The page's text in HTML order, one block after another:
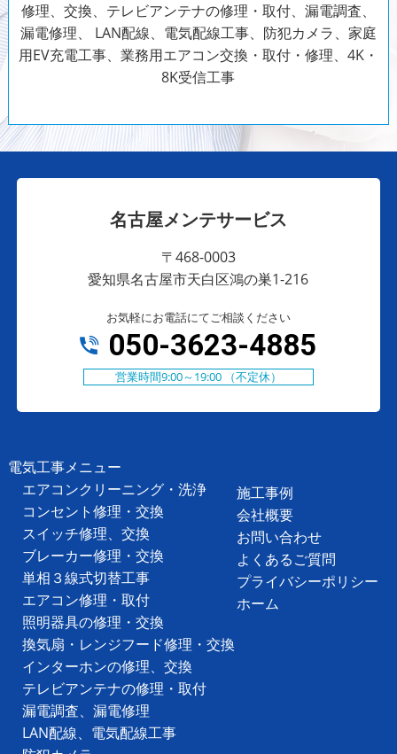
修理、交換、テレビアンテナの修理・取付、漏電調査、
漏電修理、 LAN配線、電気配線工事、防犯カメラ、家庭
用EV充電工事、業務用エアコン交換・取付・修理、4K・
8K受信工事
名古屋メンテサービス
〒468-0003
愛知県名古屋市天白区鴻の巣1-216
お気軽にお電話にてご相談ください
050-3623-4885
営業時間9:00～19:00 （不定休）
電気工事メニュー
エアコンクリーニング・洗浄
コンセント修理・交換
スイッチ修理、交換
ブレーカー修理・交換
単相３線式切替工事
エアコン修理・取付
照明器具の修理・交換
換気扇・レンジフード修理・交換
インターホンの修理、交換
テレビアンテナの修理・取付
漏電調査、漏電修理
LAN配線、電気配線工事
施工事例
会社概要
お問い合わせ
よくあるご質問
プライバシーポリシー
ホーム